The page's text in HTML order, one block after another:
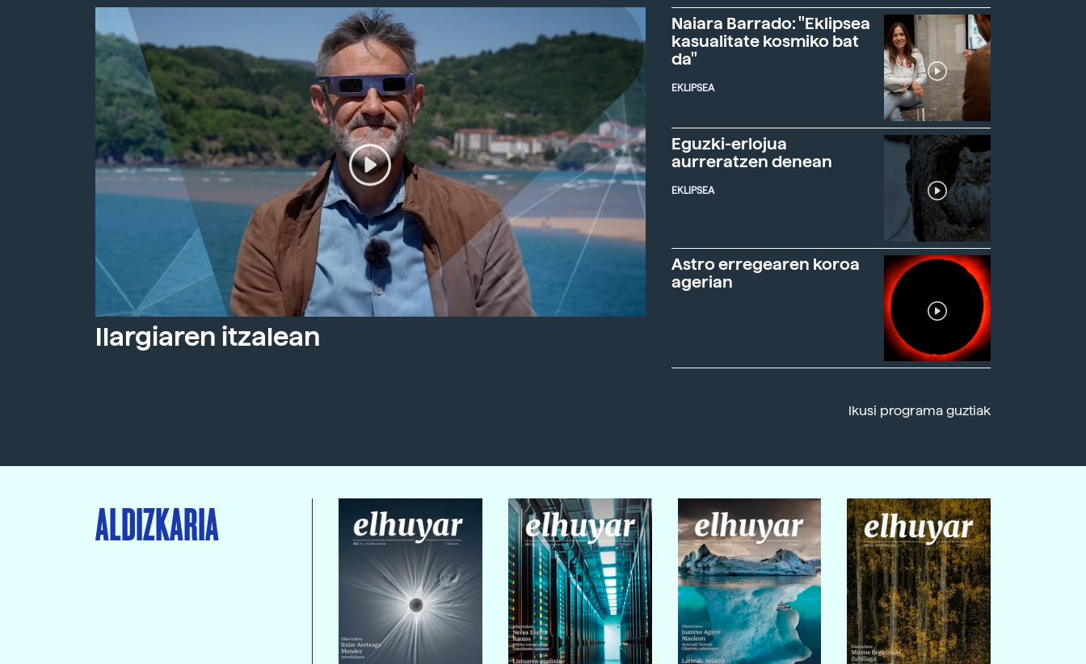
Ilargiaren itzalean
Naiara Barrado: "Eklipsea
kasualitate kosmiko bat
da"
EKLIPSEA
Eguzki-erlojua
aurreratzen denean
EKLIPSEA
Astro erregearen koroa
agerian
Ikusi programa guztiak
ALDIZKARIA